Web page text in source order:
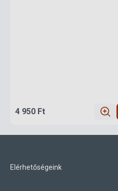
4 950 Ft
Elérhetőségeink